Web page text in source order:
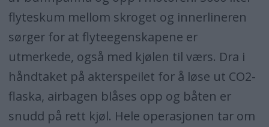
flyteskum mellom skroget og innerlineren
sørger for at flyteegenskapene er
utmerkede, også med kjølen til værs. Dra i
håndtaket på akterspeilet for å løse ut CO2-
flaska, airbagen blåses opp og båten er
snudd på rett kjøl. Hele operasjonen tar om